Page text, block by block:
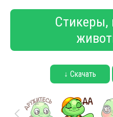
Стикеры,
↓ Скачать